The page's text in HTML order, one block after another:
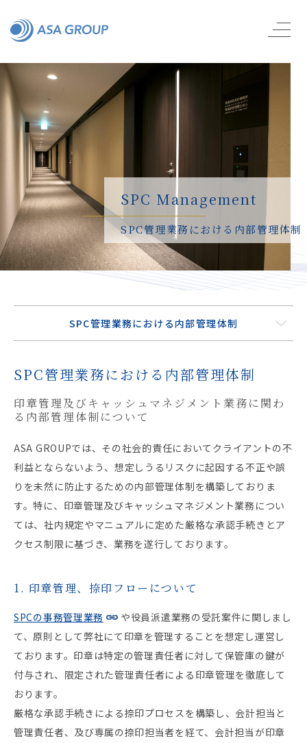
SPC Management
SPC管理業務における内部管理体制
SPC管理業務における内部管理体制
SPC管理業務における内部管理体制
印章管理及びキャッシュマネジメント業務に関わ
る内部管理体制について
ASA GROUPでは、その社会的責任においてクライアントの不
利益とならないよう、想定しうるリスクに起因する不正や誤
りを未然に防止するための内部管理体制を構築しておりま
す。特に、印章管理及びキャッシュマネジメント業務につい
ては、社内規定やマニュアルに定めた厳格な承認手続きとア
クセス制限に基づき、業務を遂行しております。
1. 印章管理、捺印フローについて
SPCの事務管理業務
や役員派遣業務の受託案件に関しまし
て、原則として弊社にて印章を管理することを想定し運営し
ております。印章は特定の管理責任者に対して保管庫の鍵が
付与され、限定された管理責任者による印章管理を徹底して
おります。
厳格な承認手続きによる捺印プロセスを構築し、会計担当と
管理責任者、及び専属の捺印担当者を経て、会計担当が印章